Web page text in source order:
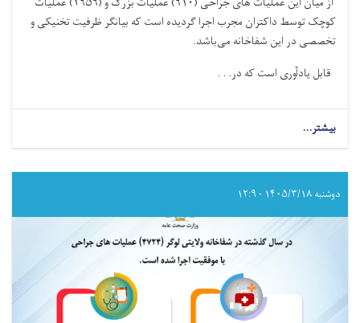
کوچک توسط داکتران مجرب اجرا گردیده است که بیانگر ظرفیت تخنیکی و
تخصصی در این شفاخانه می‌باشد.
قابل یادآوری است که در. . .
بیشتر...
در
گذشته
در
بادغیس
جراحی
دوشنبه ۱۴۰۵/۳/۱۸ - ۱۲:۹